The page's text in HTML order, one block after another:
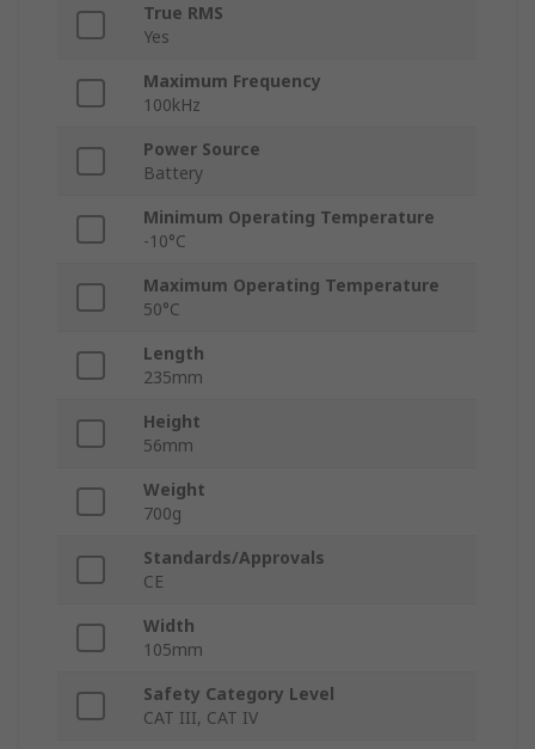
True RMS
Yes
Maximum Frequency
100kHz
Power Source
Battery
Minimum Operating Temperature
-10°C
Maximum Operating Temperature
50°C
Length
235mm
Height
56mm
Weight
700g
Standards/Approvals
CE
Width
105mm
Safety Category Level
CAT III, CAT IV